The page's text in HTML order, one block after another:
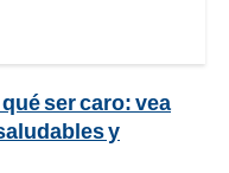
ser caro: vea
y